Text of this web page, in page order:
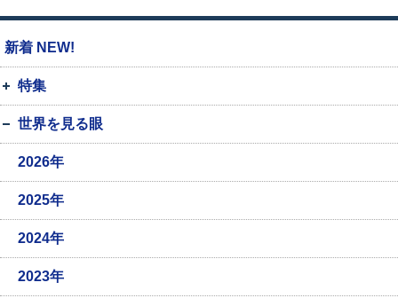
新着 NEW!
特集
世界を見る眼
2026年
2025年
2024年
2023年